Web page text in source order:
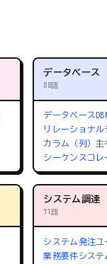
データベース
88語
データベース
リレーショナル
カラム（列）主
シーケンス コレ
システム調達
71語
システム発注ユ
業務要件システ